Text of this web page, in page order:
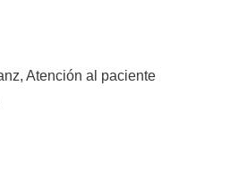
Atención al paciente